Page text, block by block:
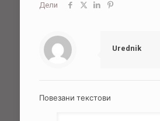
Дели
Urednik
Повезани текстови